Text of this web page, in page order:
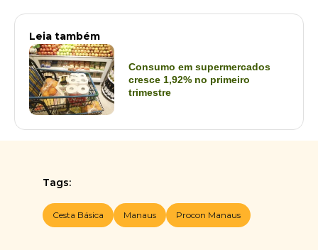
Leia também
Consumo em supermercados
cresce 1,92% no primeiro
trimestre
Tags:
Cesta Básica Manaus Procon Manaus